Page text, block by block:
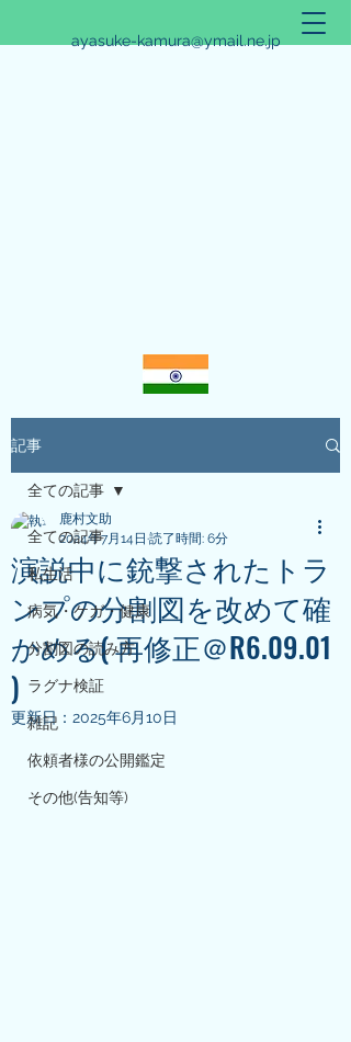
ayasuke-kamura@ymail.ne.jp
アリシュタ・バンガ~JYOTISHのススメ~
記事
全ての記事
私生活
病気・ケガ・健康
分割図の読み方
ラグナ検証
雑記
依頼者様の公開鑑定
その他(告知等)
全ての記事
演説中に銃撃されたトラ
ンプの分割図を改めて確
かめる( 再修正＠R6.09.01
)
鹿村文助
2024年7月14日 読了時間: 6分
更新日： 2025年6月10日